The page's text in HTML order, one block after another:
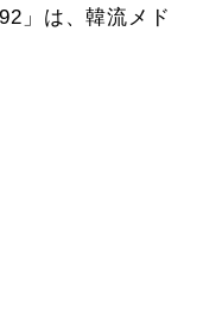
」は、韓流メド